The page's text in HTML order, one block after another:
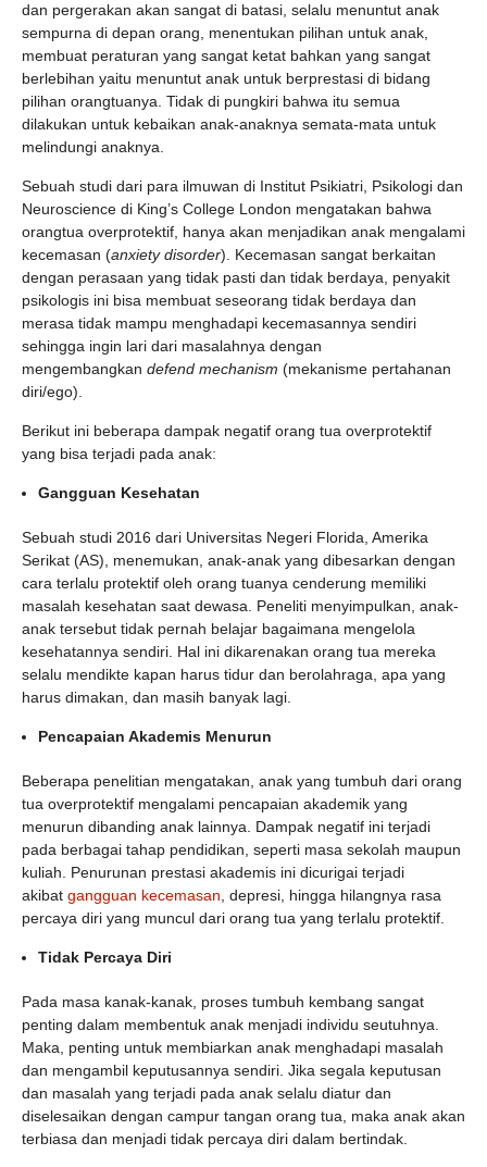
dan pergerakan akan sangat di batasi, selalu menuntut anak
sempurna di depan orang, menentukan pilihan untuk anak,
membuat peraturan yang sangat ketat bahkan yang sangat
berlebihan yaitu menuntut anak untuk berprestasi di bidang
pilihan orangtuanya. Tidak di pungkiri bahwa itu semua
dilakukan untuk kebaikan anak-anaknya semata-mata untuk
melindungi anaknya.
Sebuah studi dari para ilmuwan di Institut Psikiatri, Psikologi dan
Neuroscience di King’s College London mengatakan bahwa
orangtua overprotektif, hanya akan menjadikan anak mengalami
kecemasan (anxiety disorder). Kecemasan sangat berkaitan
dengan perasaan yang tidak pasti dan tidak berdaya, penyakit
psikologis ini bisa membuat seseorang tidak berdaya dan
merasa tidak mampu menghadapi kecemasannya sendiri
sehingga ingin lari dari masalahnya dengan
mengembangkan defend mechanism (mekanisme pertahanan
diri/ego).
Berikut ini beberapa dampak negatif orang tua overprotektif
yang bisa terjadi pada anak:
Gangguan Kesehatan
Sebuah studi 2016 dari Universitas Negeri Florida, Amerika
Serikat (AS), menemukan, anak-anak yang dibesarkan dengan
cara terlalu protektif oleh orang tuanya cenderung memiliki
masalah kesehatan saat dewasa. Peneliti menyimpulkan, anak-
anak tersebut tidak pernah belajar bagaimana mengelola
kesehatannya sendiri. Hal ini dikarenakan orang tua mereka
selalu mendikte kapan harus tidur dan berolahraga, apa yang
harus dimakan, dan masih banyak lagi.
Pencapaian Akademis Menurun
Beberapa penelitian mengatakan, anak yang tumbuh dari orang
tua overprotektif mengalami pencapaian akademik yang
menurun dibanding anak lainnya. Dampak negatif ini terjadi
pada berbagai tahap pendidikan, seperti masa sekolah maupun
kuliah. Penurunan prestasi akademis ini dicurigai terjadi
akibat gangguan kecemasan , depresi, hingga hilangnya rasa
percaya diri yang muncul dari orang tua yang terlalu protektif.
Tidak Percaya Diri
Pada masa kanak-kanak, proses tumbuh kembang sangat
penting dalam membentuk anak menjadi individu seutuhnya.
Maka, penting untuk membiarkan anak menghadapi masalah
dan mengambil keputusannya sendiri. Jika segala keputusan
dan masalah yang terjadi pada anak selalu diatur dan
diselesaikan dengan campur tangan orang tua, maka anak akan
terbiasa dan menjadi tidak percaya diri dalam bertindak.